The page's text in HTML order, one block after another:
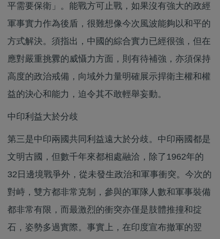
平需要保衛」。能戰方可止戰，如果沒有強大的政經
軍事實力作為後盾，很難想像今次風波能夠以和平的
方式解決。須指出，中國的綜合實力已經很強，但在
應對嚴重挑釁的威懾力方面，則有待補強，亦須保持
高度的政治戒備，向域外力量明確展示捍衛主權和權
益的決心和能力，迫令其不敢輕舉妄動。
中印利益大於分歧
第三是中印兩國共同利益遠大於分歧。中印兩國都是
文明古國，但數千年來都相處融洽，除了1962年的
32日邊境戰爭外，從未發生政治和軍事衝突。今次的
對峙，雙方都非常克制，參與的軍隊人數和軍事裝備
都非常有限，而最激烈的衝突亦僅是肢體推撞和掟
石，姿勢多過實際。事實上，在印度宣布撤軍的翌